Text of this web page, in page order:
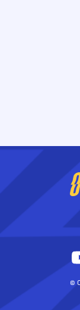
©